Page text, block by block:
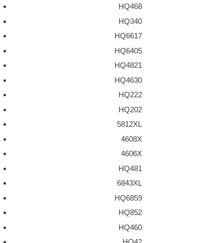
HQ468
HQ340
HQ6617
HQ6405
HQ4821
HQ4630
HQ222
HQ202
5812XL
4608X
4606X
HQ481
6843XL
HQ6859
HQ852
HQ460